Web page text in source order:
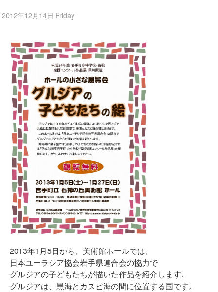
2012年12月14日 Friday
2013年1月5日から、美術館ホールでは、
日本ユーラシア協会岩手県連合会の協力で
グルジアの子どもたちが描いた作品を紹介します。
グルジアは、黒海とカスピ海の間に位置する国です。